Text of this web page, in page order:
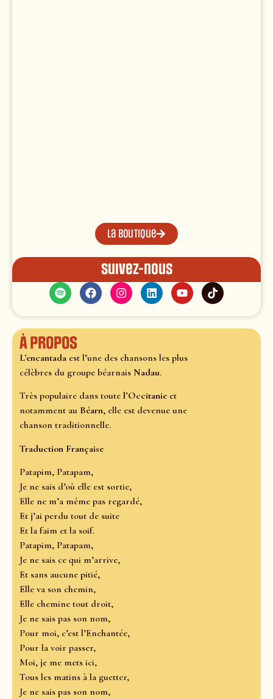
La boutique
Suivez-nous
À propos
L’encantada est l’une des chansons les plus
célèbres du groupe béarnais Nadau.
Très populaire dans toute l’Occitanie et
notamment au Béarn, elle est devenue une
chanson traditionnelle.
Traduction Française
Patapim, Patapam,
Je ne sais d’où elle est sortie,
Elle ne m’a même pas regardé,
Et j’ai perdu tout de suite
Et la faim et la soif.
Patapim, Patapam,
Je ne sais ce qui m’arrive,
Et sans aucune pitié,
Elle va son chemin,
Elle chemine tout droit,
Je ne sais pas son nom,
Pour moi, c’est l’Enchantée,
Pour la voir passer,
Moi, je me mets ici,
Tous les matins à la guetter,
Je ne sais pas son nom,